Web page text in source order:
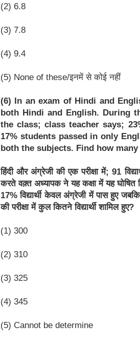
(2) 6.8
(3) 7.8
(4) 9.4
(5) None of these/इनमें से कोई नहीं
(6) In an exam of Hindi and
both Hindi and English. During
the class; class teacher says;
17% students passed in only
both the subjects. Find how
हिंदी और अंग्रेजी की एक परीक्षा में; 91
करते वक़्त अध्यापक ने यह कक्षा में यह घोषित
17% विद्यार्थी केवल अंग्रेजी में पास हुए जबकि
की परीक्षा में कुल कितने विद्यार्थी शामिल हुए?
(1) 300
(2) 310
(3) 325
(4) 345
(5) Cannot be determine